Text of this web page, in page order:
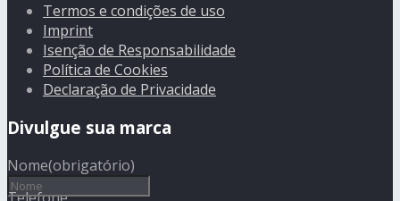
Termos e condições de uso
Imprint
Isenção de Responsabilidade
Política de Cookies
Declaração de Privacidade
Divulgue sua marca
Nome(obrigatório)